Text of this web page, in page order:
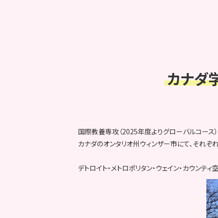
カナダ
国際教養専攻（2025年度よりグローバルコース
カナダのオンタリオ州ウィンザー市にて、それ
デトロイト・メトロポリタン・ウェイン・カウン